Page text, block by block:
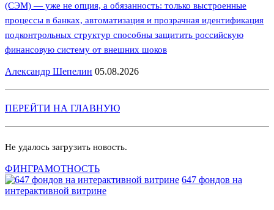
(СЭМ) — уже не опция, а обязанность: только выстроенные
процессы в банках, автоматизация и прозрачная идентификация
подконтрольных структур способны защитить российскую
финансовую систему от внешних шоков
Александр Шепелин 05.08.2026
ПЕРЕЙТИ НА ГЛАВНУЮ
Не удалось загрузить новость.
ФИНГРАМОТНОСТЬ
647 фондов на
интерактивной витрине